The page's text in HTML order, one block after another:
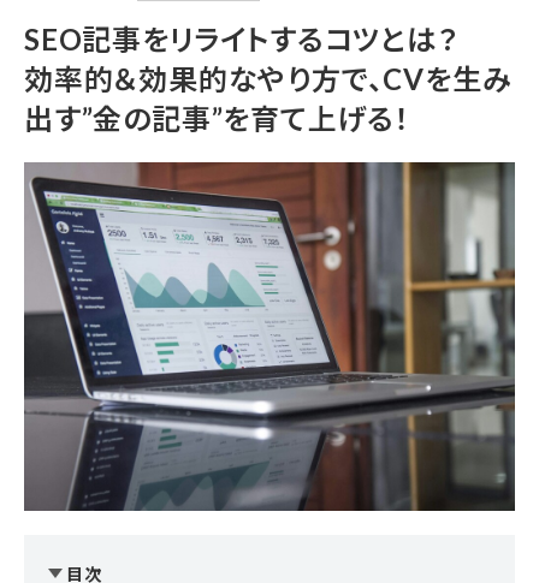
SEO記事をリライトするコツとは？
効率的＆効果的なやり方で、CVを生み
出す”金の記事”を育て上げる！
目次